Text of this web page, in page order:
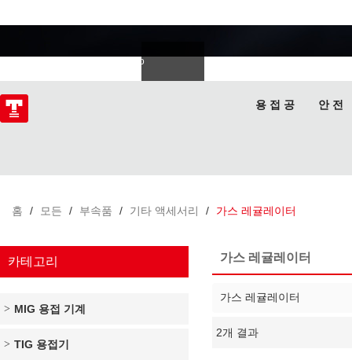
Italiano
용 접 공 안 전
홈 / 모든 / 부속품 / 기타 액세서리 / 가스 레귤레이터
카테고리
MIG 용접 기계
TIG 용접기
가스 레귤레이터
가스 레귤레이터
2개 결과